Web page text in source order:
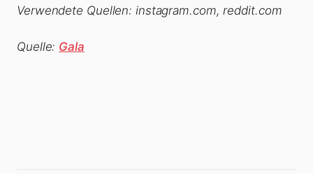
Verwendete Quellen: instagram.com, reddit.com
Quelle: Gala